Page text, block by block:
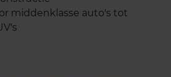
middenklasse auto's tot